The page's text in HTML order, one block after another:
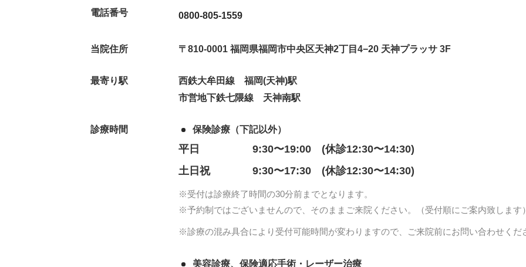
電話番号 0800-805-1559
当院住所 〒810-0001 福岡県福岡市中央区天神2丁目4−20 天神プラッサ 3F
最寄り駅
西鉄大牟田線 福岡(天神)駅
市営地下鉄七隈線 天神南駅
診療時間 保険診療（下記以外）
平日
9:30〜19:00 (休診12:30〜14:30)
土日祝
9:30〜17:30 (休診12:30〜14:30)
※受付は診療終了時間の30分前までとなります。
※予約制ではございませんので、そのままご来院ください。（受付順にご案内致します）
※診療の混み具合により受付可能時間が変わりますので、ご来院前にお問い合わせくだ
美容診療、保険適応手術・レーザー治療